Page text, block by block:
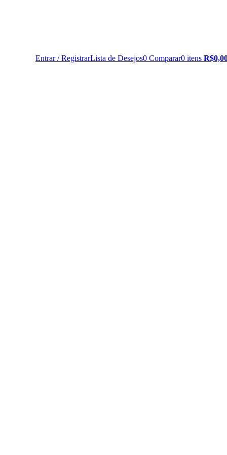
Entrar / RegistrarLista de Desejos0 Comparar0 itens R$